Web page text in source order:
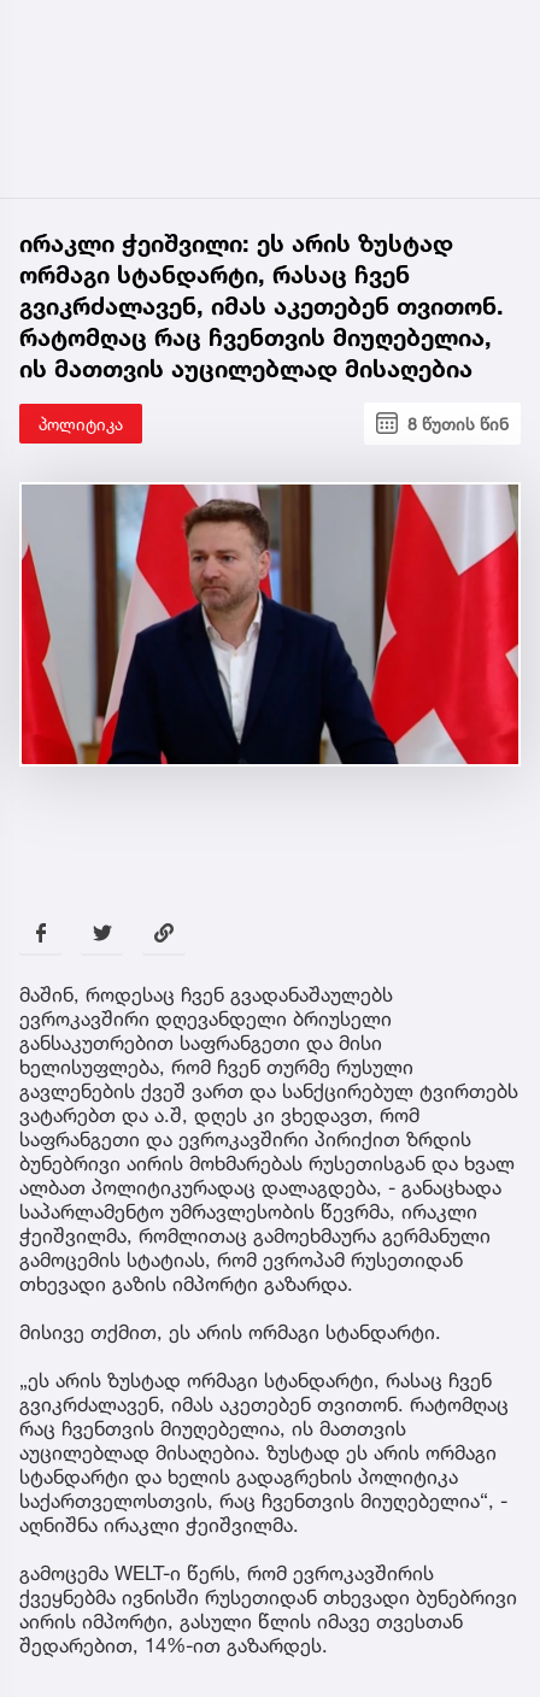
ირაკლი ჭეიშვილი: ეს არის ზუსტად
ორმაგი სტანდარტი, რასაც ჩვენ
გვიკრძალავენ, იმას აკეთებენ თვითონ.
რატომღაც რაც ჩვენთვის მიუღებელია,
ის მათთვის აუცილებლად მისაღებია
პოლიტიკა 8 წუთის წინ
მაშინ, როდესაც ჩვენ გვადანაშაულებს
ევროკავშირი დღევანდელი ბრიუსელი
განსაკუთრებით საფრანგეთი და მისი
ხელისუფლება, რომ ჩვენ თურმე რუსული
გავლენების ქვეშ ვართ და სანქცირებულ ტვირთებს
ვატარებთ და ა.შ, დღეს კი ვხედავთ, რომ
საფრანგეთი და ევროკავშირი პირიქით ზრდის
ბუნებრივი აირის მოხმარებას რუსეთისგან და ხვალ
ალბათ პოლიტიკურადაც დალაგდება, - განაცხადა
საპარლამენტო უმრავლესობის წევრმა, ირაკლი
ჭეიშვილმა, რომლითაც გამოეხმაურა გერმანული
გამოცემის სტატიას, რომ ევროპამ რუსეთიდან
თხევადი გაზის იმპორტი გაზარდა.
მისივე თქმით, ეს არის ორმაგი სტანდარტი.
„ეს არის ზუსტად ორმაგი სტანდარტი, რასაც ჩვენ
გვიკრძალავენ, იმას აკეთებენ თვითონ. რატომღაც
რაც ჩვენთვის მიუღებელია, ის მათთვის
აუცილებლად მისაღებია. ზუსტად ეს არის ორმაგი
სტანდარტი და ხელის გადაგრეხის პოლიტიკა
საქართველოსთვის, რაც ჩვენთვის მიუღებელია“, -
აღნიშნა ირაკლი ჭეიშვილმა.
გამოცემა WELT-ი წერს, რომ ევროკავშირის
ქვეყნებმა ივნისში რუსეთიდან თხევადი ბუნებრივი
აირის იმპორტი, გასული წლის იმავე თვესთან
შედარებით, 14%-ით გაზარდეს.